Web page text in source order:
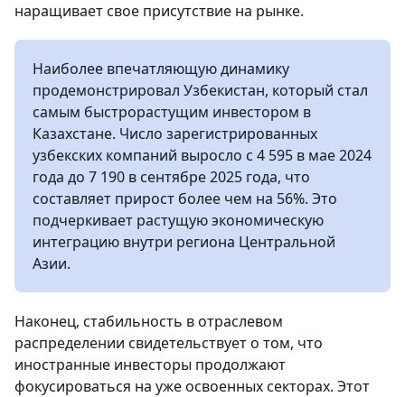
наращивает свое присутствие на рынке.
Наиболее впечатляющую динамику
продемонстрировал Узбекистан, который стал
самым быстрорастущим инвестором в
Казахстане. Число зарегистрированных
узбекских компаний выросло с 4 595 в мае 2024
года до 7 190 в сентябре 2025 года, что
составляет прирост более чем на 56%. Это
подчеркивает растущую экономическую
интеграцию внутри региона Центральной
Азии.
Наконец, стабильность в отраслевом
распределении свидетельствует о том, что
иностранные инвесторы продолжают
фокусироваться на уже освоенных секторах. Этот